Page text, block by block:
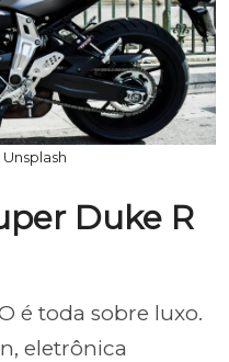
Duke R
é toda sobre luxo.
eletrônica